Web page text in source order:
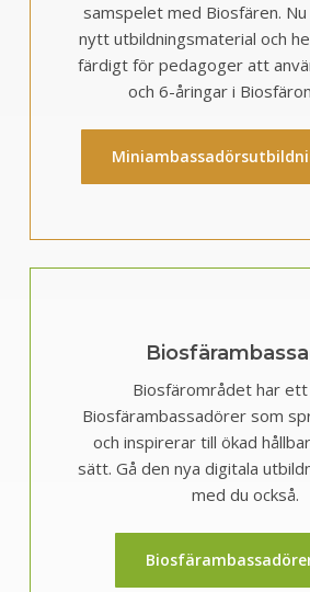
samspelet med Biosfären.
nytt utbildningsmaterial och
färdigt för pedagoger att
och 6-åringar i
Biosfärområdet har
Biosfärambassadörer som
och inspirerar till ökad
sätt. Gå den nya digitala
med du också.